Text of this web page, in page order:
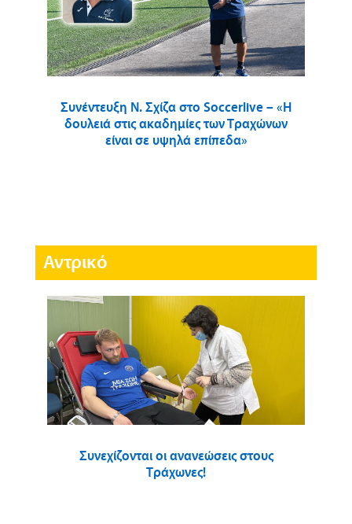
Συνέντευξη Ν. Σχίζα στο Soccerlive – «Η
δουλειά στις ακαδημίες των Τραχώνων
είναι σε υψηλά επίπεδα»
Αντρικό
Συνεχίζονται οι ανανεώσεις στους
Τράχωνες!